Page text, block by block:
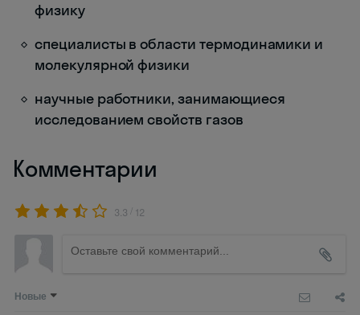
физику
специалисты в области термодинамики и
молекулярной физики
научные работники, занимающиеся
исследованием свойств газов
Комментарии
3.3 / 12
Новые